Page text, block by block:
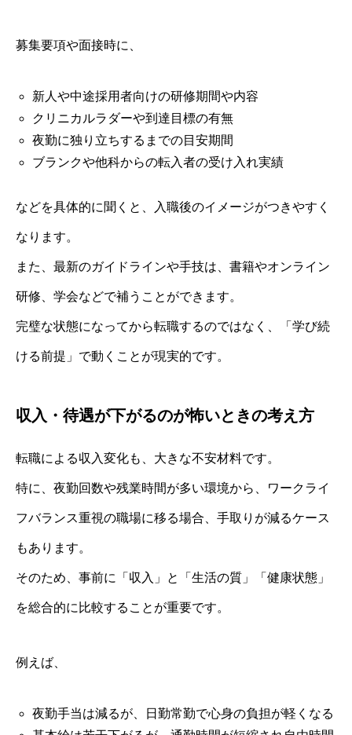
募集要項や面接時に、
新人や中途採用者向けの研修期間や内容
クリニカルラダーや到達目標の有無
夜勤に独り立ちするまでの目安期間
ブランクや他科からの転入者の受け入れ実績
などを具体的に聞くと、入職後のイメージがつきやすく
なります。
また、最新のガイドラインや手技は、書籍やオンライン
研修、学会などで補うことができます。
完璧な状態になってから転職するのではなく、「学び続
ける前提」で動くことが現実的です。
収入・待遇が下がるのが怖いときの考え方
転職による収入変化も、大きな不安材料です。
特に、夜勤回数や残業時間が多い環境から、ワークライ
フバランス重視の職場に移る場合、手取りが減るケース
もあります。
そのため、事前に「収入」と「生活の質」「健康状態」
を総合的に比較することが重要です。
例えば、
夜勤手当は減るが、日勤常勤で心身の負担が軽くなる